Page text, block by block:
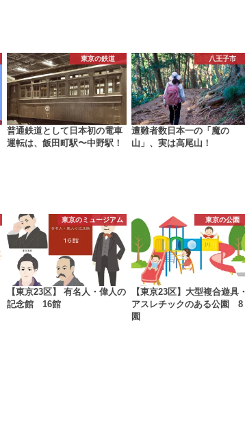
東京の鉄道
普通鉄道として日本初の電車
運転は、飯田町駅〜中野駅！
八王子市
遭難者数日本一の「魔の
山」、実は高尾山！
東京のミュージアム
【東京23区】 有名人・偉人の
記念館 16館
東京の公園
【東京23区】大型複合遊具・
アスレチックのある公園 8
園